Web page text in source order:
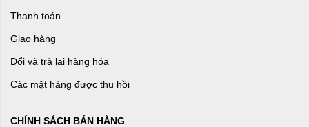
Thanh toán
Giao hàng
Đổi và trả lại hàng hóa
Các mặt hàng được thu hồi
CHÍNH SÁCH BÁN HÀNG